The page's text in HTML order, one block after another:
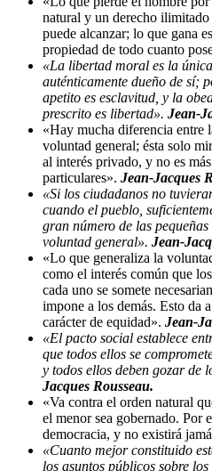
natural y un derecho
puede alcanzar; lo que gana
propiedad de todo cuanto
«La libertad moral es la
auténticamente dueño de sí;
apetito es esclavitud, y la
prescrito es libertad». Jean-
«Hay mucha diferencia entre
voluntad general; ésta solo
al interés privado, y no es
particulares». Jean-Jacques
«Si los ciudadanos no
cuando el pueblo,
gran número de las
voluntad general». Jean-
«Lo que generaliza la
como el interés común que
cada uno se somete
impone a los demás. Esto da
carácter de equidad». Jean-
«El pacto social establece
que todos ellos se
y todos ellos deben gozar de
Jacques Rousseau.
«Va contra el orden natural
el menor sea gobernado. Por
democracia, y no existirá
«Cuanto mejor constituido
los asuntos públicos sobre